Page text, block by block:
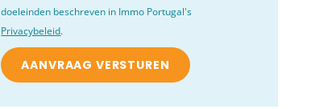
doeleinden beschreven in Immo Portugal's
Privacybeleid.